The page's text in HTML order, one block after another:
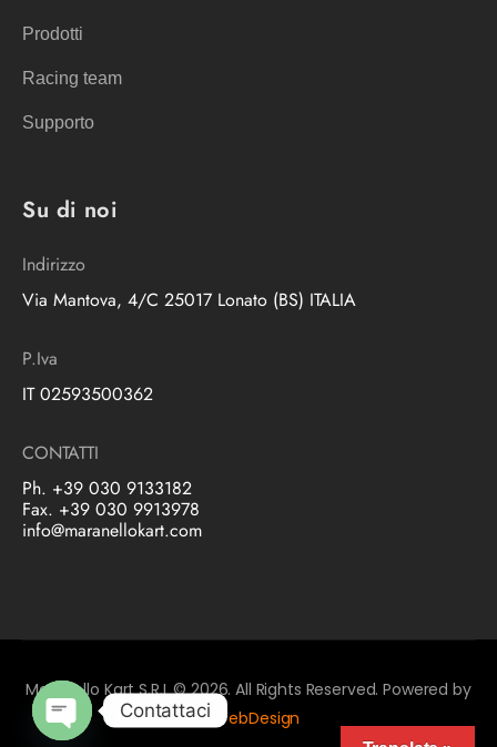
Prodotti
Racing team
Supporto
Su di noi
Indirizzo
Via Mantova, 4/C 25017 Lonato (BS) ITALIA
P.Iva
IT 02593500362
CONTATTI
Ph. +39 030 9133182
Fax. +39 030 9913978
info@maranellokart.com
Maranello Kart S.R.L © 2026. All Rights Reserved. Powered by
LbWebDesign
Contattaci